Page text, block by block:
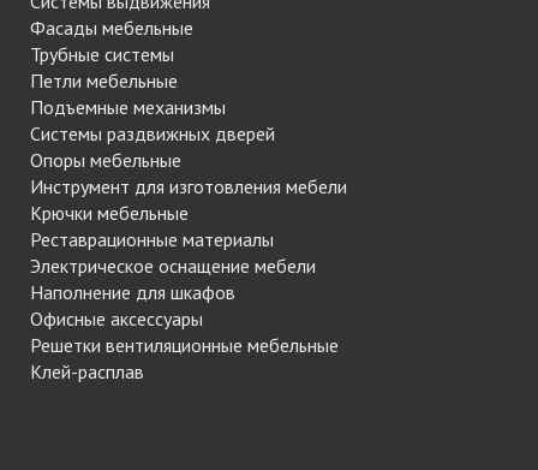
Фасады мебельные
Трубные системы
Петли мебельные
Подъемные механизмы
Системы раздвижных дверей
Опоры мебельные
Инструмент для изготовления мебели
Крючки мебельные
Реставрационные материалы
Электрическое оснащение мебели
Наполнение для шкафов
Офисные аксессуары
Решетки вентиляционные мебельные
Клей-расплав